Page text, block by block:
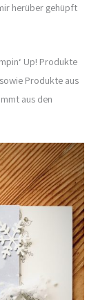
herüber gehüpft
Up! Produkte
Produkte aus
aus den